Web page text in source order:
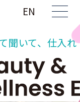
EN
聞いて、仕入